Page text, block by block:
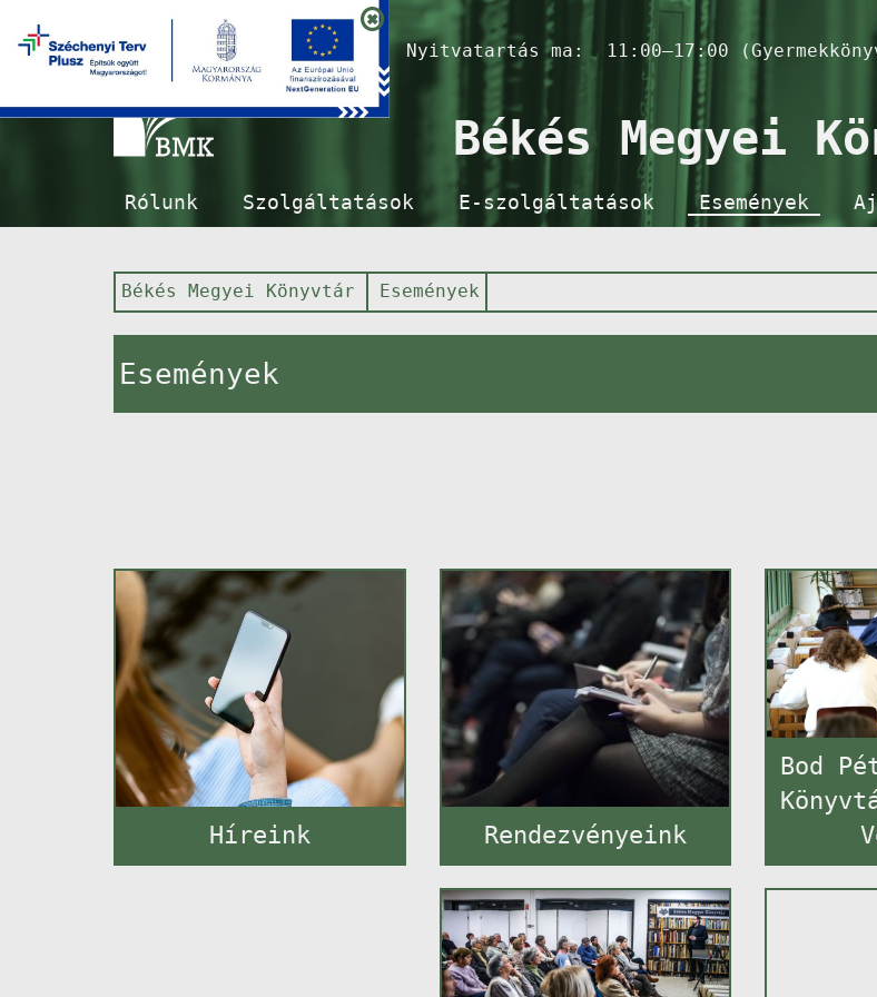
Nyitvatartás ma: 11:00–17:00
Békés Megyei
Rólunk Szolgáltatások E-szolgáltatások Események
Békés Megyei Könyvtár Események
Események
Híreink Rendezvényeink
Bod